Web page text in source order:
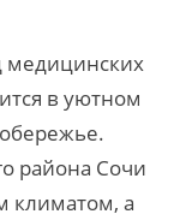
медицинских
в уютном
района Сочи
климатом, а